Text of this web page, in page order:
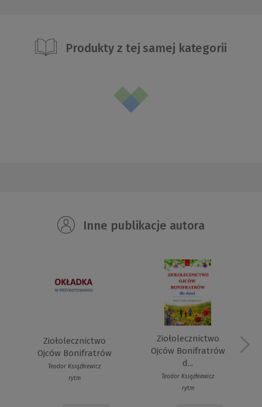
Produkty z tej samej kategorii
Inne publikacje autora
Ziołolecznictwo
Ojców Bonifratrów
Teodor Książkiewicz
rytm
Ziołolecznictwo
Ojców Bonifratrów
d...
Teodor Książkiewicz
rytm